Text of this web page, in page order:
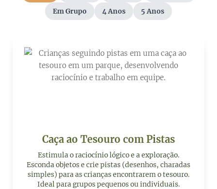
Em Grupo
4 Anos 5 Anos
Caça ao Tesouro com Pistas
Estimula o raciocínio lógico e a exploração.
Esconda objetos e crie pistas (desenhos, charadas
simples) para as crianças encontrarem o tesouro.
Ideal para grupos pequenos ou individuais.